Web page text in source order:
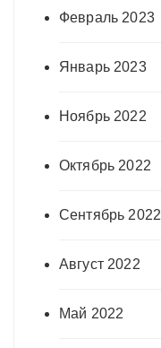
Февраль 2023
Январь 2023
Ноябрь 2022
Октябрь 2022
Сентябрь 2022
Август 2022
Май 2022